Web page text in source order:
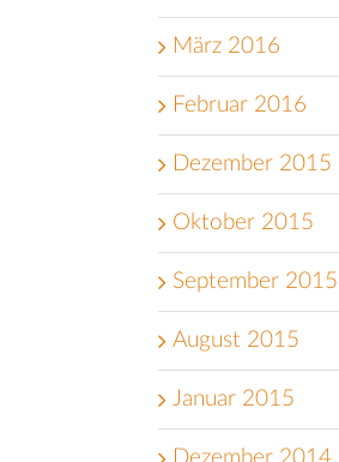
März 2016
Februar 2016
Dezember 2015
Oktober 2015
September 2015
August 2015
Januar 2015